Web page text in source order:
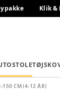
Klik &
TØJSKO
150 CM (4-12 ÅR)